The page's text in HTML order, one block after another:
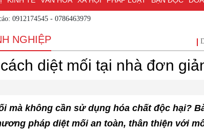
SỐ THỂ THAO ĐỒNG NAI & NGHỊ QUYẾT 57
95 - KHÁM PHÁ ĐỒNG NAI ĐẠI HỘI ĐẠI BIỂU TOÀN
NHÂN ÁI THÀNH PHỐ ĐỒNG NAI
0912174545 - 0786463979
NGHIỆP
diệt mối tại nhà đơn
mà không cần sử dụng hóa chất độc hại?
pháp diệt mối an toàn, thân thiện với